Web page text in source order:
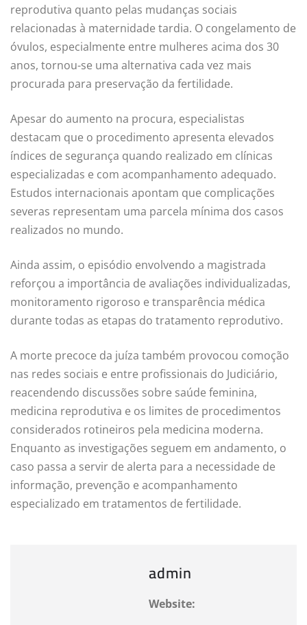
reprodutiva quanto pelas mudanças sociais
relacionadas à maternidade tardia. O congelamento de
óvulos, especialmente entre mulheres acima dos 30
anos, tornou-se uma alternativa cada vez mais
procurada para preservação da fertilidade.
Apesar do aumento na procura, especialistas
destacam que o procedimento apresenta elevados
índices de segurança quando realizado em clínicas
especializadas e com acompanhamento adequado.
Estudos internacionais apontam que complicações
severas representam uma parcela mínima dos casos
realizados no mundo.
Ainda assim, o episódio envolvendo a magistrada
reforçou a importância de avaliações individualizadas,
monitoramento rigoroso e transparência médica
durante todas as etapas do tratamento reprodutivo.
A morte precoce da juíza também provocou comoção
nas redes sociais e entre profissionais do Judiciário,
reacendendo discussões sobre saúde feminina,
medicina reprodutiva e os limites de procedimentos
considerados rotineiros pela medicina moderna.
Enquanto as investigações seguem em andamento, o
caso passa a servir de alerta para a necessidade de
informação, prevenção e acompanhamento
especializado em tratamentos de fertilidade.
admin
Website: